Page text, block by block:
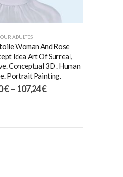
ADULTES
Woman And Rose
Idea Art Of Surreal,
Conceptual 3D . Human
Portrait Painting.
€ – 107,24€